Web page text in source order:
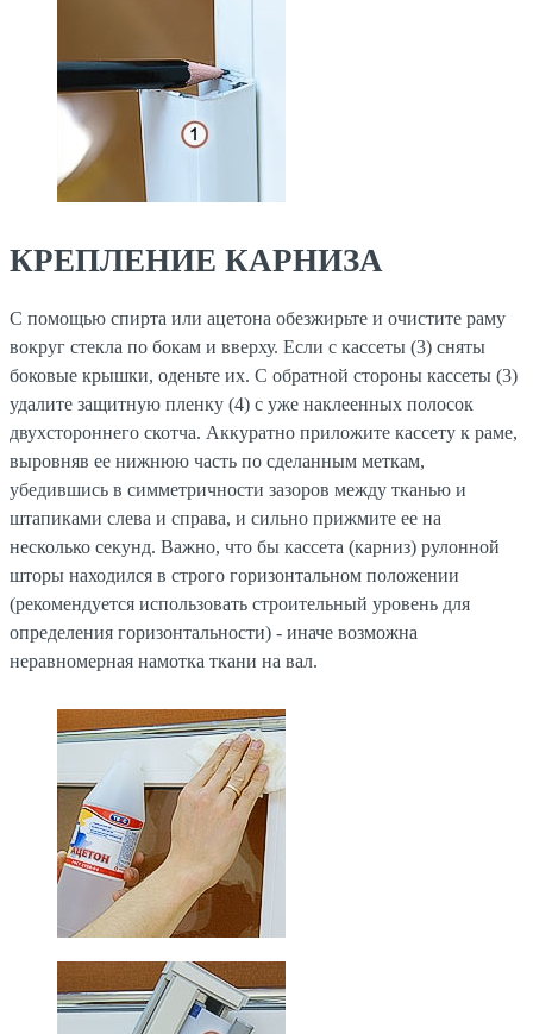
КРЕПЛЕНИЕ КАРНИЗА
С помощью спирта или ацетона обезжирьте и очистите раму
вокруг стекла по бокам и вверху. Если с кассеты (3) сняты
боковые крышки, оденьте их. С обратной стороны кассеты (3)
удалите защитную пленку (4) с уже наклеенных полосок
двухстороннего скотча. Аккуратно приложите кассету к раме,
выровняв ее нижнюю часть по сделанным меткам,
убедившись в симметричности зазоров между тканью и
штапиками слева и справа, и сильно прижмите ее на
несколько секунд. Важно, что бы кассета (карниз) рулонной
шторы находился в строго горизонтальном положении
(рекомендуется использовать строительный уровень для
определения горизонтальности) - иначе возможна
неравномерная намотка ткани на вал.